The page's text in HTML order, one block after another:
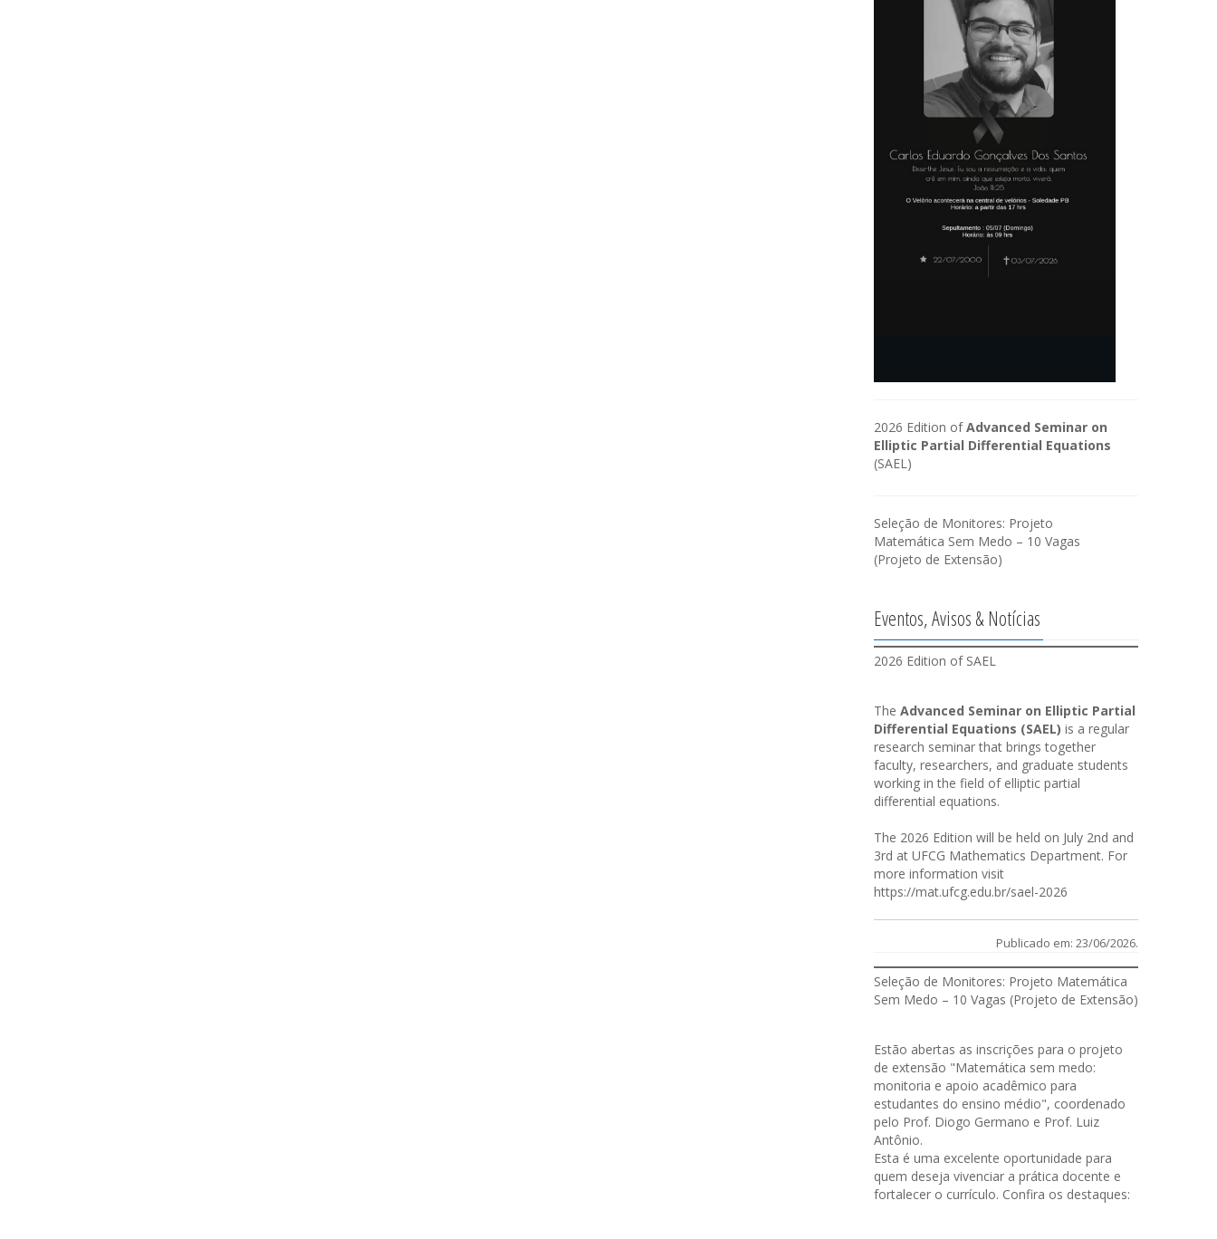
2026 Edition ofAdvanced Seminar on
Elliptic Partial Differential Equations
(SAEL)
Seleção de Monitores: Projeto
Matemática Sem Medo – 10 Vagas
(Projeto de Extensão)
Eventos, Avisos & Notícias
2026 Edition of SAEL
The Advanced Seminar on Elliptic Partial
Differential Equations (SAEL) is a regular
research seminar that brings together
faculty, researchers, and graduate students
working in the field of elliptic partial
differential equations.
The 2026 Edition will be held on July 2nd and
3rd at UFCG Mathematics Department. For
more information visit
https://mat.ufcg.edu.br/sael-2026
Publicado em: 23/06/2026.
Seleção de Monitores: Projeto Matemática
Sem Medo – 10 Vagas (Projeto de Extensão)
Estão abertas as inscrições para o projeto
de extensão "Matemática sem medo:
monitoria e apoio acadêmico para
estudantes do ensino médio", coordenado
pelo Prof. Diogo Germano e Prof. Luiz
Antônio.
Esta é uma excelente oportunidade para
quem deseja vivenciar a prática docente e
fortalecer o currículo. Confira os destaques: